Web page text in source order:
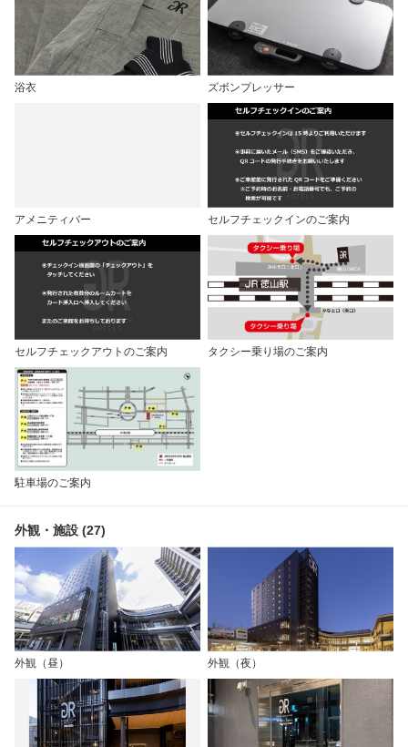
浴衣 ズボンプレッサー
アメニティバー セルフチェックインのご案内
セルフチェックアウトのご案内 タクシー乗り場のご案内
駐車場のご案内
外観・施設 (27)
外観（昼） 外観（夜）